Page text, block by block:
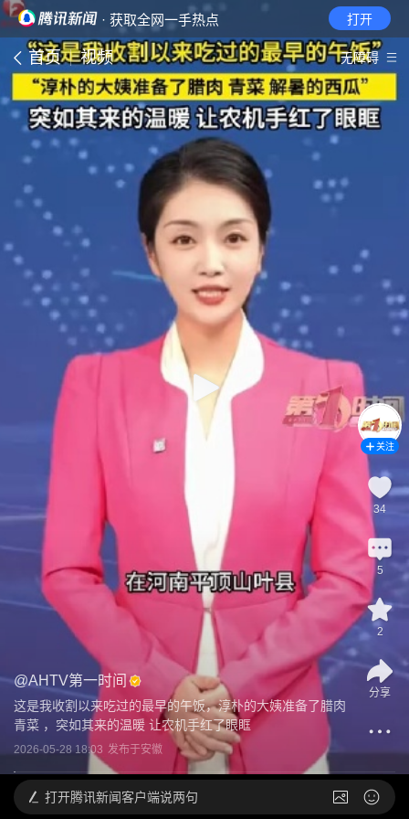
· 获取全网一手热点 打开
首页 视频 无障碍
@AHTV第一时间
这是我收割以来吃过的最早的午饭，淳朴的大姨准备了腊肉
青菜 ，突如其来的温暖 让农机手红了眼眶
2026-05-28 18:03 发布于安徽
关注
34
5
2
分享
打开腾讯新闻客户端说两句